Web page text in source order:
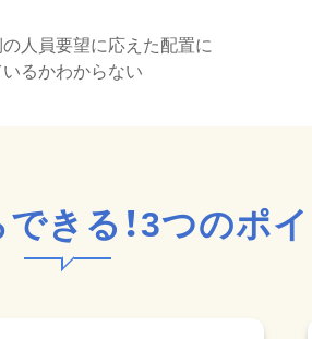
人員要望に応えた配置に
るかわからない
きる！3つのポ